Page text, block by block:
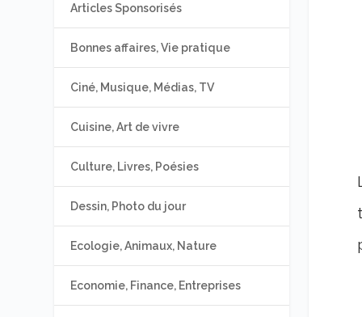
Articles Sponsorisés
Bonnes affaires, Vie pratique
Ciné, Musique, Médias, TV
Cuisine, Art de vivre
Culture, Livres, Poésies
Dessin, Photo du jour
Ecologie, Animaux, Nature
Economie, Finance, Entreprises